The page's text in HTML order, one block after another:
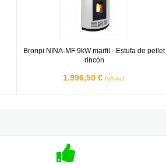
Bronpi NINA-MF 9kW marfil - Estufa de pellet
rincón
1.996,50 € IVA incl.